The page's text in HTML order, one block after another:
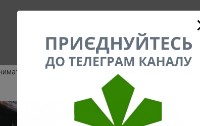
которые знакомили киевлян с достижениями